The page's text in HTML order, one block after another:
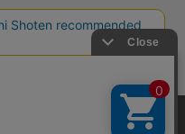
歴・属性情報などの取得およ